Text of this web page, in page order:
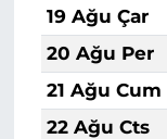
19 Ağu Çar
20 Ağu Per
21 Ağu Cum
22 Ağu Cts